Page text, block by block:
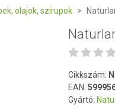
olajok, szirupok
Cikkszám:
EAN:
Gyártó: